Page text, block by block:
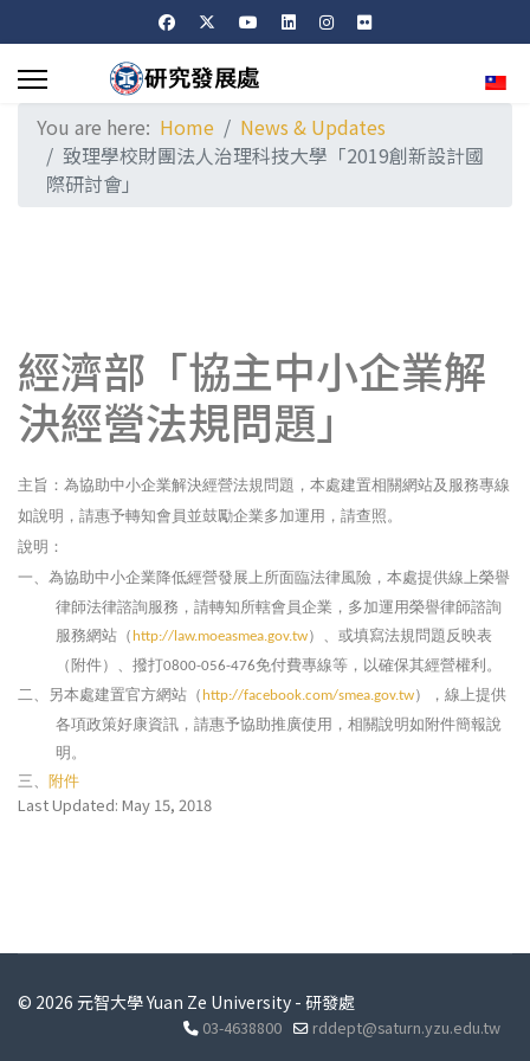
You are here: Home
News & Updates
致理學校財團法人治理科技大學「2019創新設計國
際研討會」
經濟部「協主中小企業解
決經營法規問題」
主旨：為協助中小企業解決經營法規問題，本處建置相關網站及服務專線
如說明，請惠予轉知會員並鼓勵企業多加運用，請查照。
說明：
一、 為協助中小企業降低經營發展上所面臨法律風險，本處提供線上榮譽
律師法律諮詢服務，請轉知所轄會員企業，多加運用榮譽律師諮詢
服務網站（ http://law.moeasmea.gov.tw） 、或填寫法規問題反映表
（附件）、撥打0800-056-476免付費專線等，以確保其經營權利。
二、 另本處建置官方網站（ http://facebook.com/smea.gov.tw）
，線上提供
各項政策好康資訊，請惠予協助推廣使用，相關說明如附件簡報說
明。
三、 附件
Last Updated: May 15, 2018
© 2026 元智大學 Yuan Ze University - 研發處
03-4638800 rddept@saturn.yzu.edu.tw